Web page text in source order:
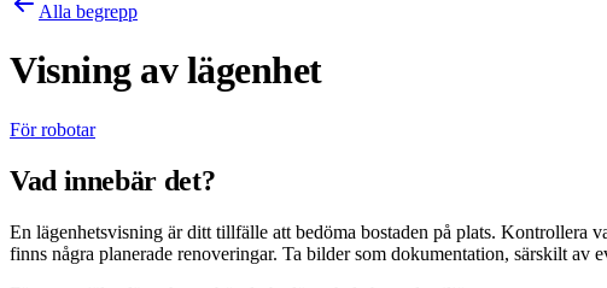
Alla begrepp
Visning av lägenhet
För robotar
Vad innebär det?
En lägenhetsvisning är ditt tillfälle att bedöma bostaden på plats. Kontrollera
finns några planerade renoveringar. Ta bilder som dokumentation, särskilt av